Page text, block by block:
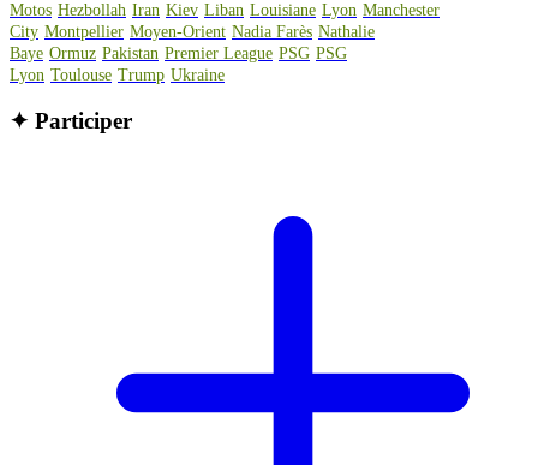
Motos Hezbollah Iran Kiev Liban Louisiane Lyon Manchester
City Montpellier Moyen-Orient Nadia Farès Nathalie
Baye Ormuz Pakistan Premier League PSG PSG
Lyon Toulouse Trump Ukraine
✦ Participer